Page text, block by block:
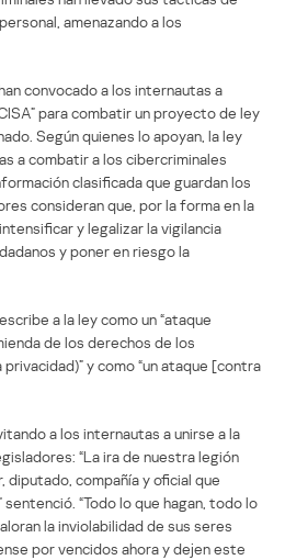
amenazando a los
convocado a los internautas a
para combatir un proyecto de ley
Según quienes lo apoyan, la ley
a combatir a los cibercriminales
clasificada que guardan los
consideran que, por la forma en la
y legalizar la vigilancia
y poner en riesgo la
a la ley como un “ataque
de los derechos de los
y como “un ataque [contra
a los internautas a unirse a la
“La ira de nuestra legión
diputado, compañía y oficial que
“Todo lo que hagan, todo lo
la inviolabilidad de sus seres
por vencidos ahora y dejen este